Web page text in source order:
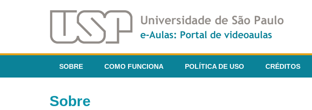
SOBRE COMO FUNCIONA POLÍTICA DE USO CRÉDITOS
Sobre